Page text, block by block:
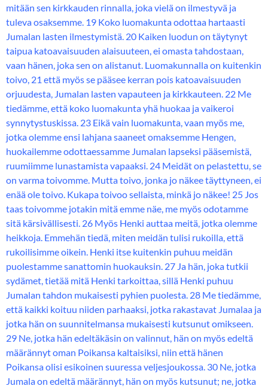
mitään sen kirkkauden rinnalla, joka vielä on ilmestyvä ja
tuleva osaksemme. 19 Koko luomakunta odottaa hartaasti
Jumalan lasten ilmestymistä. 20 Kaiken luodun on täytynyt
taipua katoavaisuuden alaisuuteen, ei omasta tahdostaan,
vaan hänen, joka sen on alistanut. Luomakunnalla on kuitenkin
toivo, 21 että myös se pääsee kerran pois katoavaisuuden
orjuudesta, Jumalan lasten vapauteen ja kirkkauteen. 22 Me
tiedämme, että koko luomakunta yhä huokaa ja vaikeroi
synnytystuskissa. 23 Eikä vain luomakunta, vaan myös me,
jotka olemme ensi lahjana saaneet omaksemme Hengen,
huokailemme odottaessamme Jumalan lapseksi pääsemistä,
ruumiimme lunastamista vapaaksi. 24 Meidät on pelastettu, se
on varma toivomme. Mutta toivo, jonka jo näkee täyttyneen, ei
enää ole toivo. Kukapa toivoo sellaista, minkä jo näkee! 25 Jos
taas toivomme jotakin mitä emme näe, me myös odotamme
sitä kärsivällisesti. 26 Myös Henki auttaa meitä, jotka olemme
heikkoja. Emmehän tiedä, miten meidän tulisi rukoilla, että
rukoilisimme oikein. Henki itse kuitenkin puhuu meidän
puolestamme sanattomin huokauksin. 27 Ja hän, joka tutkii
sydämet, tietää mitä Henki tarkoittaa, sillä Henki puhuu
Jumalan tahdon mukaisesti pyhien puolesta. 28 Me tiedämme,
että kaikki koituu niiden parhaaksi, jotka rakastavat Jumalaa ja
jotka hän on suunnitelmansa mukaisesti kutsunut omikseen.
29 Ne, jotka hän edeltäkäsin on valinnut, hän on myös edeltä
määrännyt oman Poikansa kaltaisiksi, niin että hänen
Poikansa olisi esikoinen suuressa veljesjoukossa. 30 Ne, jotka
Jumala on edeltä määrännyt, hän on myös kutsunut; ne, jotka